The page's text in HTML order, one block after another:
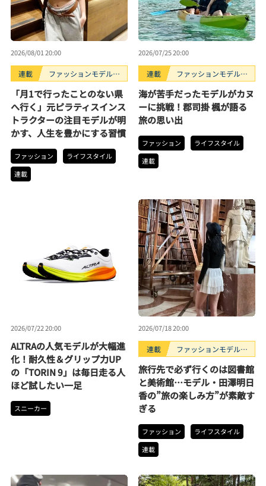
2026/08/01 20:00
連載
ファッションモデルの
「月1で行ったことのない県
へ行く」元ピラティスインス
トラクターの注目モデルが明
かす、人生を豊かにする習慣
ファッション
ライフスタイル
連載
2026/07/25 20:00
連載
ファッションモデルの
海が苦手だったモデルがカヌ
ーに挑戦！郡司掛 楓が語る
旅の思い出
ファッション
ライフスタイル
連載
2026/07/22 20:00
ALTRAの人気モデルが大幅進
化！耐久性＆グリップ力UP
の「TORIN 9」は毎日走る人
ほど試したい一足
スニーカー
2026/07/18 20:00
連載
ファッションモデルの
旅行先で必ず行くのは図書館
と美術館…モデル・田澤明日
香の”旅の楽しみ方”が素敵す
ぎる
ファッション
ライフスタイル
連載